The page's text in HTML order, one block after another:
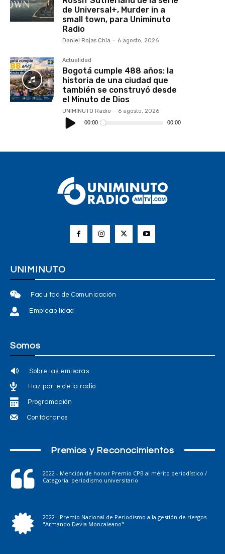
de Universal+, Murder in a
small town, para Uniminuto
Radio
Daniel Rojas Chía - 6 agosto, 2026
Actualidad
Bogotá cumple 488 años: la
historia de una ciudad que
también se construyó desde
el Minuto de Dios
UNIMINUTO Radio - 6 agosto, 2026
Reproductor
de
audio
00:00 00:00
UNIMINUTO
Facultad de Comunicación
Empleabilidad
Somos
Sobre las emisoras
Haz parte de la radio
Programación
Contáctanos
Premios y Reconocimientos
2022 - Mención de honor Premio CPB al mérito periodístico /
Categoría: periodismo universitario
2022 - Premio Nacional de Periodismo a la gestión de riesgos
"Armando Devia Moncaleano"